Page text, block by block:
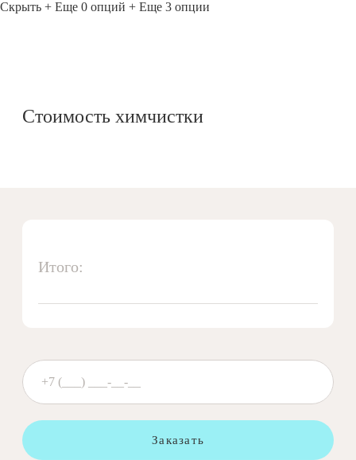
Скрыть + Еще 0 опций + Еще 3 опции
Стоимость химчистки
Итого:
Заказать